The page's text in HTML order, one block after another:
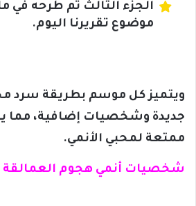
موضوع تقريرنا اليوم.
ويتميز كل موسم بطريقة سرد
جديدة وشخصيات إضافية، مما
ممتعة لمحبي الأنمي.
شخصيات أنمي هجوم العمالقة Attack on Titan